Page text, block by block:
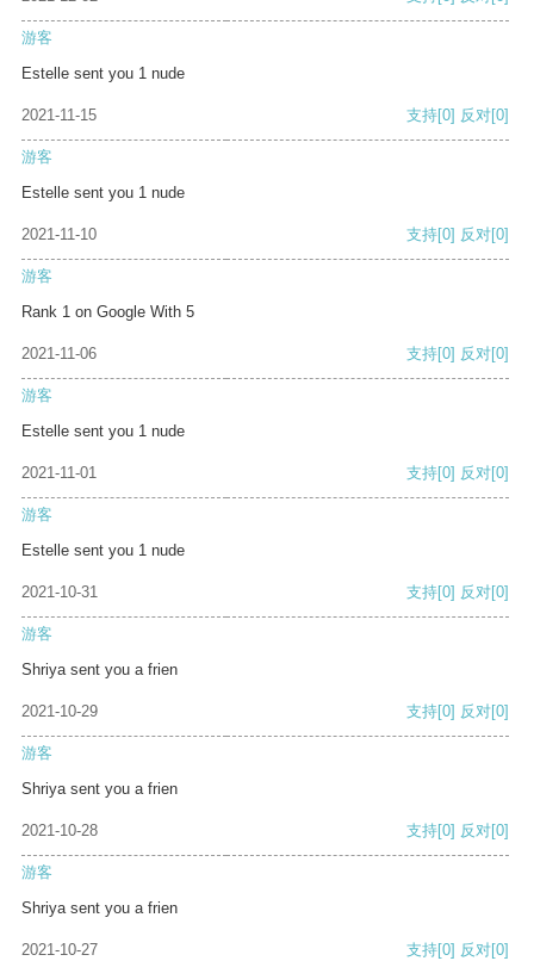
游客
Estelle sent you 1 nude
2021-11-15 支持[0] 反对[0]
游客
Estelle sent you 1 nude
2021-11-10 支持[0] 反对[0]
游客
Rank 1 on Google With 5
2021-11-06 支持[0] 反对[0]
游客
Estelle sent you 1 nude
2021-11-01 支持[0] 反对[0]
游客
Estelle sent you 1 nude
2021-10-31 支持[0] 反对[0]
游客
Shriya sent you a frien
2021-10-29 支持[0] 反对[0]
游客
Shriya sent you a frien
2021-10-28 支持[0] 反对[0]
游客
Shriya sent you a frien
2021-10-27 支持[0] 反对[0]